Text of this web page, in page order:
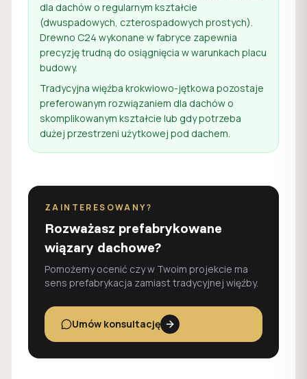
dla dachów o regularnym kształcie
(dwuspadowych, czterospadowych prostych).
Drewno C24 wykonane w fabryce zapewnia
precyzję trudną do osiągnięcia w warunkach placu
budowy.
Tradycyjna więźba krokwiowo-jętkowa pozostaje
preferowanym rozwiązaniem dla dachów o
skomplikowanym kształcie lub gdy potrzeba
dużej przestrzeni użytkowej pod dachem.
ZAINTERESOWANY?
Rozważasz prefabrykowane
wiązary dachowe?
Pomożemy ocenić czy w Twoim projekcie ma
sens prefabrykacja zamiast tradycyjnej więźby.
Umów konsultację